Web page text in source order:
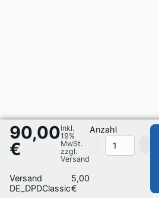
90,00
€
Inkl.
19%
MwSt.
zzgl.
Versand
Versand
DE_DPDClassic
5,00
€
Anzahl